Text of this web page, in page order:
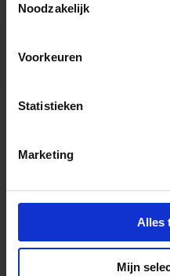
Noodzakelijk
Voorkeuren
Statistieken
Marketing
Alles
Mijn